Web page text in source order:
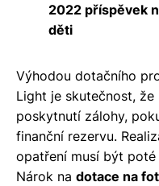
2022 příspěvek
děti
Výhodou dotačního
Light je skutečnost,
poskytnutí zálohy,
finanční rezervu.
opatření musí být
Nárok na dotace na